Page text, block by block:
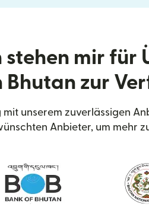
mir für
Bhutan zur
unserem zuverlässigen
Anbieter, um mehr